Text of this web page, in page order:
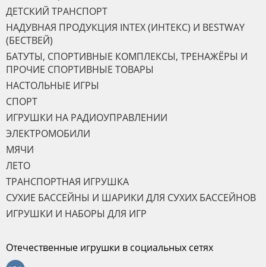
ДЕТСКИЙ ТРАНСПОРТ
НАДУВНАЯ ПРОДУКЦИЯ INTEX (ИНТЕКС) И BESTWAY
(БЕСТВЕЙ)
БАТУТЫ, СПОРТИВНЫЕ КОМПЛЕКСЫ, ТРЕНАЖЁРЫ И
ПРОЧИЕ СПОРТИВНЫЕ ТОВАРЫ
НАСТОЛЬНЫЕ ИГРЫ
СПОРТ
ИГРУШКИ НА РАДИОУПРАВЛЕНИИ
ЭЛЕКТРОМОБИЛИ
МЯЧИ
ЛЕТО
ТРАНСПОРТНАЯ ИГРУШКА
СУХИЕ БАССЕЙНЫ И ШАРИКИ ДЛЯ СУХИХ БАССЕЙНОВ
ИГРУШКИ И НАБОРЫ ДЛЯ ИГР
Отечественные игрушки в социальных сетях